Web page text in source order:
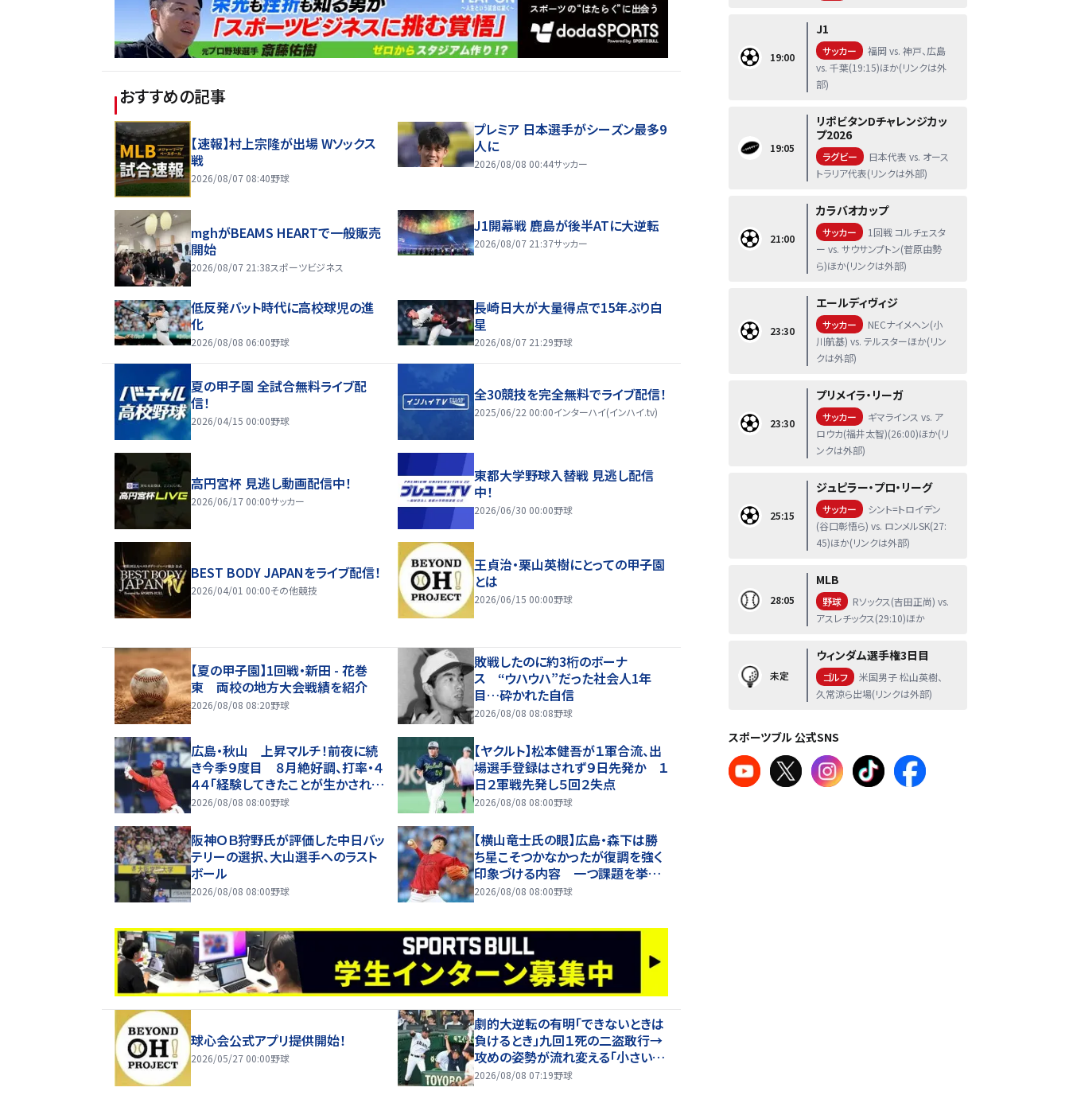
おすすめの記事
【速報】村上宗隆が出場 Wソックス
戦
2026/08/07 08:40野球
プレミア 日本選手がシーズン最多9
人に
2026/08/08 00:44サッカー
mghがBEAMS HEARTで一般販売
開始
2026/08/07 21:38スポーツビジネス
J1開幕戦 鹿島が後半ATに大逆転
2026/08/07 21:37サッカー
低反発バット時代に高校球児の進
化
2026/08/08 06:00野球
長崎日大が大量得点で15年ぶり白
星
2026/08/07 21:29野球
夏の甲子園 全試合無料ライブ配
信！
2026/04/15 00:00野球
全30競技を完全無料でライブ配信！
2025/06/22 00:00インターハイ(インハイ.tv)
高円宮杯 見逃し動画配信中！
2026/06/17 00:00サッカー
東都大学野球入替戦 見逃し配信
中！
2026/06/30 00:00野球
BEST BODY JAPANをライブ配信！
2026/04/01 00:00その他競技
王貞治・栗山英樹にとっての甲子園
とは
2026/06/15 00:00野球
【夏の甲子園】1回戦・新田 - 花巻
東 両校の地方大会戦績を紹介
2026/08/08 08:20野球
敗戦したのに約3桁のボーナ
ス “ウハウハ”だった社会人1年
目…砕かれた自信
2026/08/08 08:08野球
広島・秋山 上昇マルチ！前夜に続
き今季９度目 ８月絶好調、打率・４
４４「経験してきたことが生かされて
いるのかなと」
2026/08/08 08:00野球
【ヤクルト】松本健吾が１軍合流、出
場選手登録はされず９日先発か １
日２軍戦先発し５回２失点
2026/08/08 08:00野球
阪神ＯＢ狩野氏が評価した中日バッ
テリーの選択、大山選手へのラスト
ボール
2026/08/08 08:00野球
【横山竜士氏の眼】広島・森下は勝
ち星こそつかなかったが復調を強く
印象づける内容 一つ課題を挙げ
るなら走者を背負ってからの投球
2026/08/08 08:00野球
球心会公式アプリ提供開始！
2026/05/27 00:00野球
劇的大逆転の有明「できないときは
負けるとき」九回１死の二盗敢行→
攻めの姿勢が流れ変える「小さい力
でも一生懸命やることが」の高見監
2026/08/08 07:19野球
19:00
J1
サッカー
福岡 vs. 神戸、広島
vs. 千葉(19:15)ほか(リンクは外
部)
19:05
リポビタンDチャレンジカッ
プ2026
ラグビー
日本代表 vs. オース
トラリア代表(リンクは外部)
21:00
カラバオカップ
サッカー
1回戦 コルチェスタ
ー vs. サウサンプトン(菅原由勢
ら)ほか(リンクは外部)
23:30
エールディヴィジ
サッカー
NECナイメヘン(小
川航基) vs. テルスターほか(リン
クは外部)
23:30
プリメイラ・リーガ
サッカー
ギマラインス vs. ア
ロウカ(福井太智)(26:00)ほか(リ
ンクは外部)
25:15
ジュピラー・プロ・リーグ
サッカー
シント=トロイデン
(谷口彰悟ら) vs. ロンメルSK(27:
45)ほか(リンクは外部)
28:05
MLB
野球
Rソックス(吉田正尚) vs.
アスレチックス(29:10)ほか
未定
ウィンダム選手権3日目
ゴルフ
米国男子 松山英樹、
久常涼ら出場(リンクは外部)
スポーツブル 公式SNS